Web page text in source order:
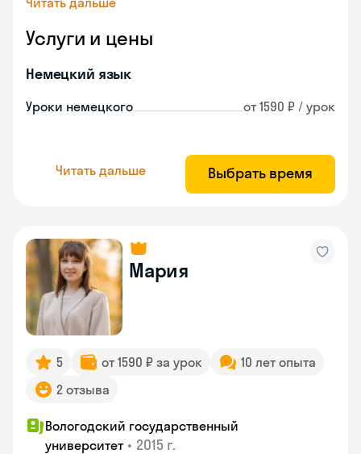
Услуги и цены
Немецкий язык
Уроки немецкого от 1590 ₽ / урок
Читать дальше Выбрать время
Мария
5 от 1590 ₽ за урок
10 лет опыта
2 отзыва
Вологодский государственный
университет • 2015 г.